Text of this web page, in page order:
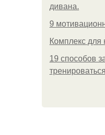
дивана.
9
Комплекс для
19 способов